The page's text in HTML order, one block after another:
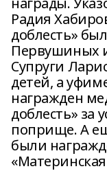
Радия
доблесть»
Первушиных
Супруги
детей, а
награжден
доблесть» за
поприще. А
были
«Материнская